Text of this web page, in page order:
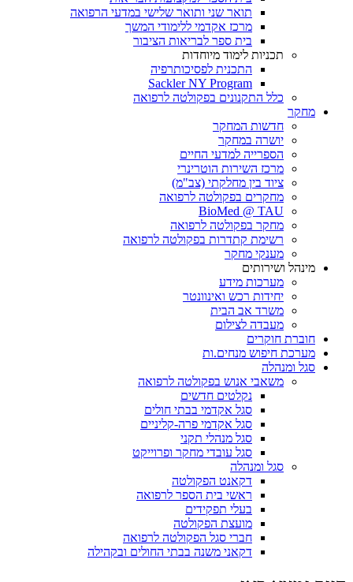
תואר שני ותואר שלישי במדעי הרפואה
מרכז אקדמי ללימודי המשך
בית ספר לבריאות הציבור
תכניות לימוד מיוחדות
התכנית לפסיכותרפיה
Sackler NY Program
כלל התקנונים בפקולטה לרפואה
מחקר
חדשות המחקר
יושרה במחקר
הספרייה למדעי החיים
מרכז השירות הוטרינרי
ציוד בין מחלקתי (צב"מ)
מחקרים בפקולטה לרפואה
BioMed @ TAU
מחקר בפקולטה לרפואה
רשימת קתדרות בפקולטה לרפואה
מענקי מחקר
מינהל ושירותים
מערכות מידע
יחידות רכש ואינוונטר
משרד אב הבית
מעבדה לצילום
חוברת חוקרים
מערכת חיפוש מנחים.ות
סגל ומנהלה
משאבי אנוש בפקולטה לרפואה
נקלטים חדשים
סגל אקדמי בבתי חולים
סגל אקדמי פרה-קליניים
סגל מנהלי תקני
סגל עובדי מחקר ופרוייקט
סגל ומנהלה
דקאנט הפקולטה
ראשי בית הספר לרפואה
בעלי תפקידים
מועצת הפקולטה
חברי סגל הפקולטה לרפואה
דקאני משנה בבתי החולים ובקהילה